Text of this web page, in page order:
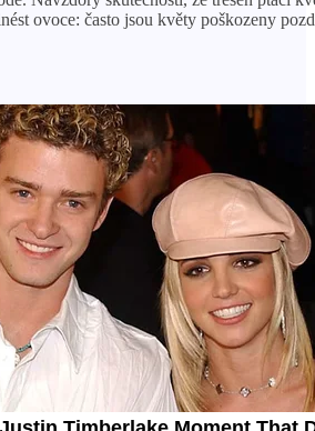
ovoce: často jsou květy poškozeny